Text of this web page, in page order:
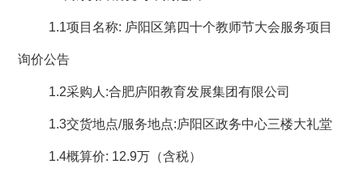
1.1项目名称: 庐阳区第四十个教师节大会服务项目
询价公告
1.2采购人 :合肥庐阳教育发展集团有限公司
1.3交货地点/服务地点:庐阳区政务中心三楼大礼堂
1.4概算价: 12.9万（含税）